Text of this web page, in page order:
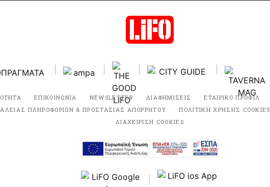
ΕΠΙΚΟΙΝΩΝΙΑ NEWSLETTER ΔΙΑΦΗΜΙΣΕΙΣ ΕΤΑΙΡΙΚΟ ΠΡΟΦΙΛ
ΠΛΗΡΟΦΟΡΙΩΝ & ΠΡΟΣΤΑΣΙΑΣ ΑΠΟΡΡΗΤΟΥ
ΠΟΛΙΤΙΚΗ ΧΡΗΣΗΣ COOKIES
ΔΙΑΧΕΙΡΙΣΗ COOKIES